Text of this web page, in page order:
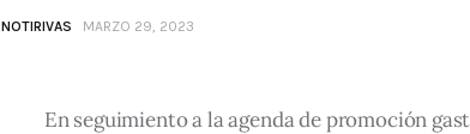
NOTIRIVAS MARZO 29, 2023
En seguimiento a la agenda de promoción